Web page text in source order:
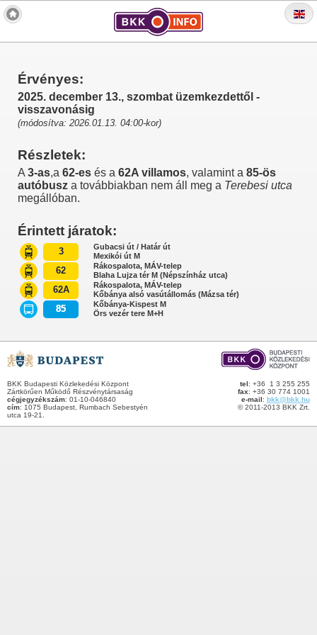
Érvényes:
2025. december 13., szombat üzemkezdettől -
visszavonásig
(módosítva: 2026.01.13. 04:00-kor)
Részletek:
A 3-as,a 62-es és a 62A villamos, valamint a 85-ös
autóbusz a továbbiakban nem áll meg a Terebesi utca
megállóban.
Érintett járatok:
3
Gubacsi út / Határ út
Mexikói út M
62
Rákospalota, MÁV-telep
Blaha Lujza tér M (Népszínház utca)
62A
Rákospalota, MÁV-telep
Kőbánya alsó vasútállomás (Mázsa tér)
85
Kőbánya-Kispest M
Örs vezér tere M+H
BKK Budapesti Közlekedési Központ
Zártkörűen Működő Részvénytársaság
cégjegyzékszám: 01-10-046840
cím: 1075 Budapest, Rumbach Sebestyén
utca 19-21.
tel: +36 1 3 255 255
fax: +36 30 774 1001
e-mail: bkk@bkk.hu
© 2011-2013 BKK Zrt.